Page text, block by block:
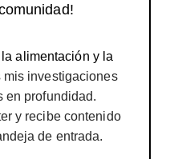
alimentación y la
mis investigaciones
en profundidad.
y recibe contenido
de entrada.